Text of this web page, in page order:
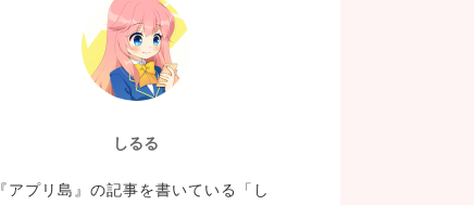
しるる
『アプリ島』の記事を書いている「し